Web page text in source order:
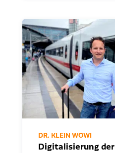
DR. KLEIN WOWI
Digitalisierung der